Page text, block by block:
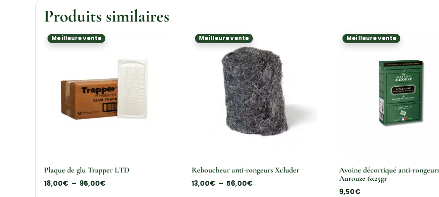
Produits similaires
Meilleure vente
Plaque de glu Trapper LTD
18,00€ – 95,00€
Meilleure vente
Reboucheur anti-rongeurs Xcluder
13,00€ – 56,00€
Meilleure vente
Avoine décortiqué anti-rongeurs
Aurouze 6x25gr
9,50€